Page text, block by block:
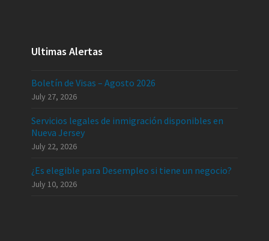
Ultimas Alertas
Boletín de Visas – Agosto 2026
July 27, 2026
Servicios legales de inmigración disponibles en
Nueva Jersey
July 22, 2026
¿Es elegible para Desempleo si tiene un negocio?
July 10, 2026